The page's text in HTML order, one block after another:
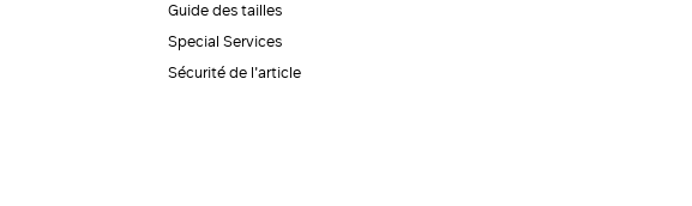
Guide des tailles
Special Services
Sécurité de l'article